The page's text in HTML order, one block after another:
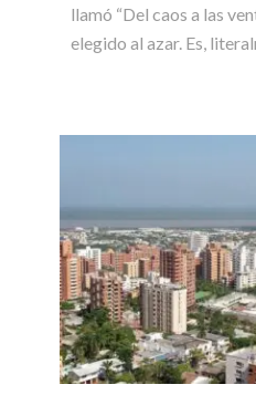
llamó “Del caos a las
elegido al azar. Es,